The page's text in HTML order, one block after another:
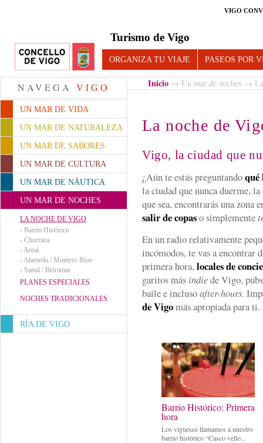
VIGO
Turismo de Vigo
ORGANIZA TU VIAJE PASEOS POR
NAVEGA VIGO
UN MAR DE VIDA
UN MAR DE NATURALEZA
UN MAR DE SABORES
UN MAR DE CULTURA
UN MAR DE NÁUTICA
UN MAR DE NOCHES
LA NOCHE DE VIGO
- Barrio Histórico
- Churruca
-Areal
-Alameda / Montero Ríos
- Samil / Beiramar
PLANES ESPECIALES
NOCHES TRADICIONALES
RÍA DE VIGO
Inicio → Un mar de noches → La
La noche de
Vigo, la ciudad que
¿Aún te estás preguntandoqué
la ciudad que nunca duerme,
que sea, encontrarás una zona
salir de copaso simplemente
En un radio relativamente
incómodos, te vas a encontrar
primera hora, locales de
garitos más indiede Vigo,
baile e inclusoafter-hours.
de Vigomás apropiada para ti.
Barrio Histórico: Primera
hora
Los vigueses llamamos a nuestro
barrio histórico “Casco vello...